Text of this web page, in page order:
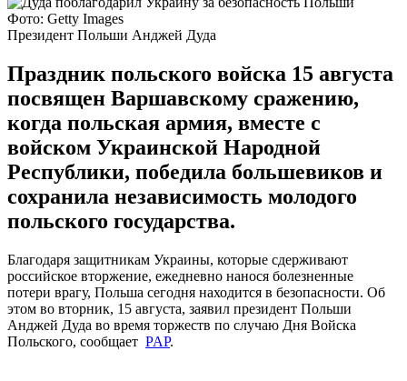
Фото: Getty Images
Президент Польши Анджей Дуда
Праздник польского войска 15 августа
посвящен Варшавскому сражению,
когда польская армия, вместе с
войском Украинской Народной
Республики, победила большевиков и
сохранила независимость молодого
польского государства.
Благодаря защитникам Украины, которые сдерживают
российское вторжение, ежедневно нанося болезненные
потери врагу, Польша сегодня находится в безопасности. Об
этом во вторник, 15 августа, заявил президент Польши
Анджей Дуда во время торжеств по случаю Дня Войска
Польского, сообщает PAP.